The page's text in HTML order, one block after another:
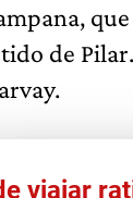
de
viajar